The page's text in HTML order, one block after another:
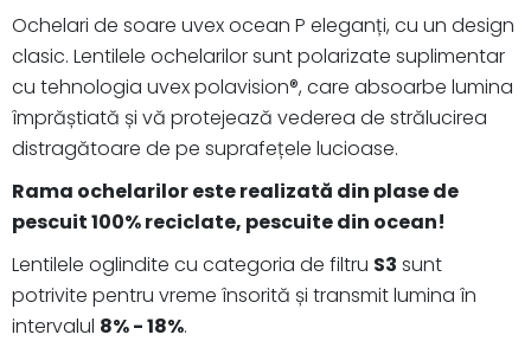
Ochelari de soare uvex ocean P eleganți, cu un design
clasic. Lentilele ochelarilor sunt polarizate suplimentar
cu tehnologia uvex polavision®, care absoarbe lumina
împrăștiată și vă protejează vederea de strălucirea
distragătoare de pe suprafețele lucioase.
Rama ochelarilor este realizată din plase de
pescuit 100% reciclate, pescuite din ocean!
Lentilele oglindite cu categoria de filtru S3 sunt
potrivite pentru vreme însorită și transmit lumina în
intervalul 8% - 18%.